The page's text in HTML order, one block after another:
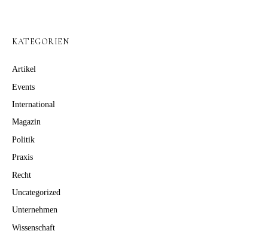
KATEGORIEN
Artikel
Events
International
Magazin
Politik
Praxis
Recht
Uncategorized
Unternehmen
Wissenschaft